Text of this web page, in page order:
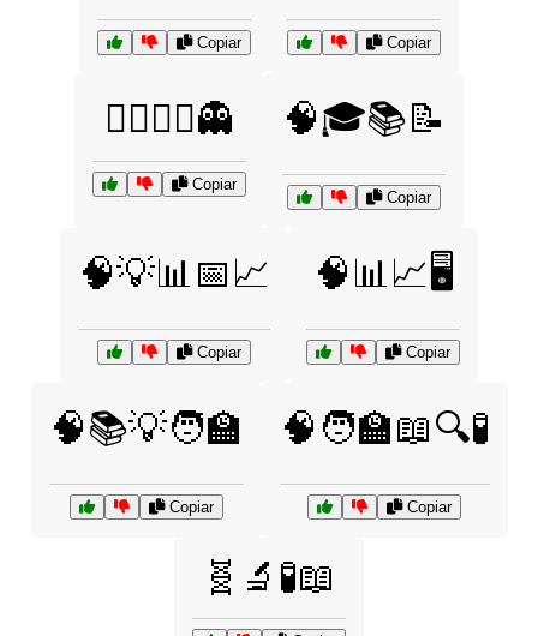
Copiar Copiar
🧟‍♂️🧛‍♀️👻
Copiar
🧠🎓📚📝
Copiar
🧠💡📊📅📈
Copiar
🧠📊📈🖥️
Copiar
🧠📚💡🧑‍🏫
Copiar
🧠🧑‍🏫📖🔍🧪
Copiar
🧬🔬🧪📖